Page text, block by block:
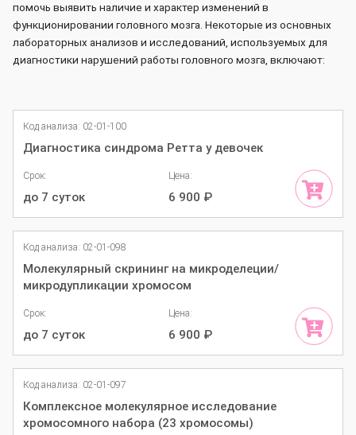
помочь выявить наличие и характер изменений в
функционировании головного мозга. Некоторые из основных
лабораторных анализов и исследований, используемых для
диагностики нарушений работы головного мозга, включают:
Код анализа: 02-01-100
Диагностика синдрома Ретта у девочек
Срок:
до 7 суток
Цена:
6 900 ₽
Код анализа: 02-01-098
Молекулярный скрининг на микроделеции/
микродупликации хромосом
Срок:
до 7 суток
Цена:
6 900 ₽
Код анализа: 02-01-097
Комплексное молекулярное исследование
хромосомного набора (23 хромосомы)